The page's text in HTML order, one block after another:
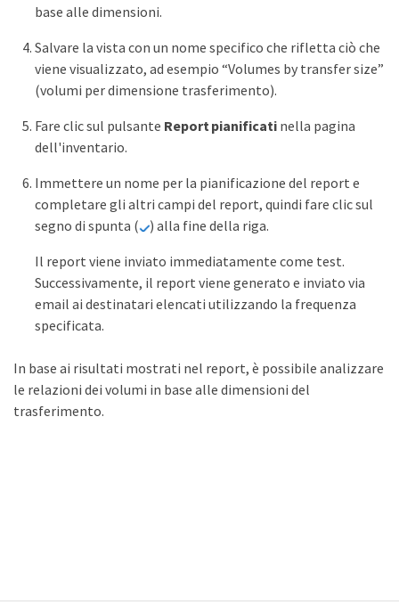
base alle dimensioni.
Salvare la vista con un nome specifico che rifletta ciò che
viene visualizzato, ad esempio “Volumes by transfer size”
(volumi per dimensione trasferimento).
Fare clic sul pulsante Report pianificatinella pagina
dell'inventario.
Immettere un nome per la pianificazione del report e
completare gli altri campi del report, quindi fare clic sul
segno di spunta (
) alla fine della riga.
Il report viene inviato immediatamente come test.
Successivamente, il report viene generato e inviato via
email ai destinatari elencati utilizzando la frequenza
specificata.
In base ai risultati mostrati nel report, è possibile analizzare
le relazioni dei volumi in base alle dimensioni del
trasferimento.